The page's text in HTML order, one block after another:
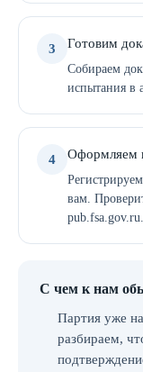
3 Готовим
Собираем
испытания в
4 Оформляем
вам.
pub.fsa.gov.ru.
С чем к нам
Партия уже
разбираем,